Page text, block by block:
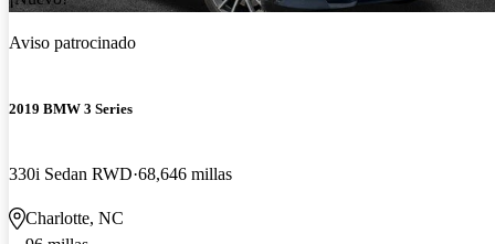
Aviso patrocinado
2019 BMW 3 Series
330i Sedan RWD 68,646 millas
Charlotte, NC